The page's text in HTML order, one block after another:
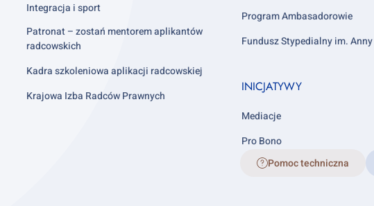
Integracja i sport
Patronat – zostań mentorem aplikantów
radcowskich
Kadra szkoleniowa aplikacji radcowskiej
Krajowa Izba Radców Prawnych
Program Ambasadorowie
Fundusz Stypedialny im.
INICJATYWY
Mediacje
Pro Bono
Pomoc techniczna